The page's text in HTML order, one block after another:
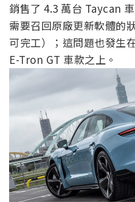
銷售了 4.3 萬台 Taycan
需要召回原廠更新軟體的
可完工）；這問題也發生
E-Tron GT 車款之上。